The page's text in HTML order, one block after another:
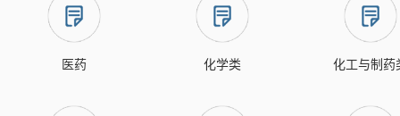
医药 化学类 化工与制药